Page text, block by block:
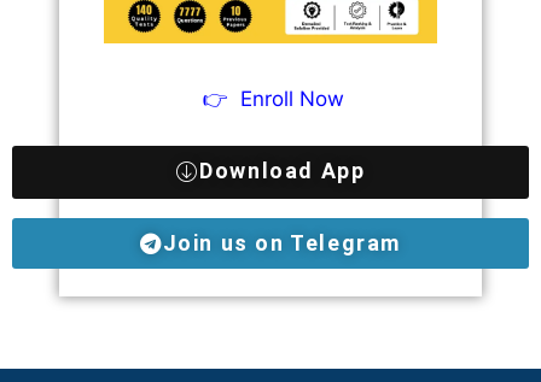
👉 Enroll Now
Download App
Join us on Telegram